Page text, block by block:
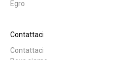
Egro
Contattaci
Contattaci